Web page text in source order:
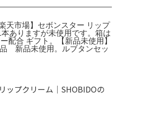
天市場】セボンスター リップ
ありますが未使用です。箱は
配合 ギフト。【新品未使用】
新品未使用。ルブタンセッ